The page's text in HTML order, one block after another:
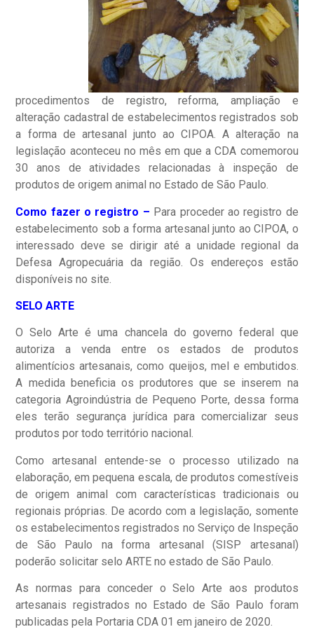
procedimentos de registro, reforma, ampliação e
alteração cadastral de estabelecimentos registrados sob
a forma de artesanal junto ao CIPOA. A alteração na
legislação aconteceu no mês em que a CDA comemorou
30 anos de atividades relacionadas à inspeção de
produtos de origem animal no Estado de São Paulo.
Como fazer o registro – Para proceder ao registro de
estabelecimento sob a forma artesanal junto ao CIPOA, o
interessado deve se dirigir até a unidade regional da
Defesa Agropecuária da região. Os endereços estão
disponíveis no site.
SELO ARTE
O Selo Arte é uma chancela do governo federal que
autoriza a venda entre os estados de produtos
alimentícios artesanais, como queijos, mel e embutidos.
A medida beneficia os produtores que se inserem na
categoria Agroindústria de Pequeno Porte, dessa forma
eles terão segurança jurídica para comercializar seus
produtos por todo território nacional.
Como artesanal entende-se o processo utilizado na
elaboração, em pequena escala, de produtos comestíveis
de origem animal com características tradicionais ou
regionais próprias. De acordo com a legislação, somente
os estabelecimentos registrados no Serviço de Inspeção
de São Paulo na forma artesanal (SISP artesanal)
poderão solicitar selo ARTE no estado de São Paulo.
As normas para conceder o Selo Arte aos produtos
artesanais registrados no Estado de São Paulo foram
publicadas pela Portaria CDA 01 em janeiro de 2020.